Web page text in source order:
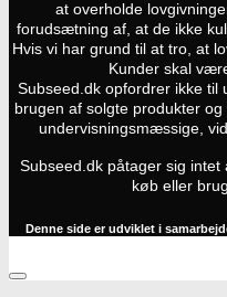
at overholde
forudsætning af, at de ikke
Hvis vi har grund til at tro, at
Kunder skal
Subseed.dk opfordrer ikke til
brugen af solgte produkter
undervisningsmæssige,
Subseed.dk påtager sig
køb eller
Denne side er udviklet i